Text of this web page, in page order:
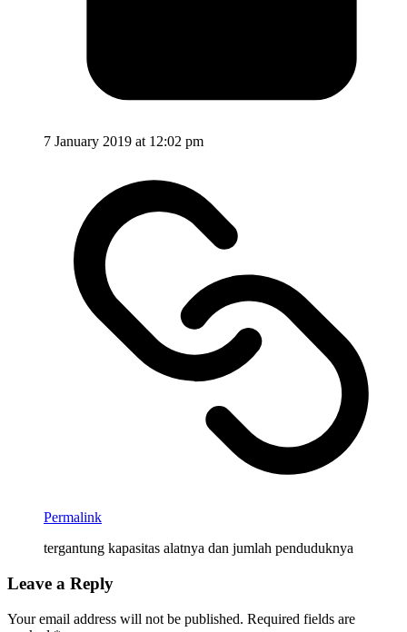
7 January 2019 at 12:02 pm
Permalink
tergantung kapasitas alatnya dan jumlah penduduknya
Leave a Reply
Your email address will not be published. Required fields are